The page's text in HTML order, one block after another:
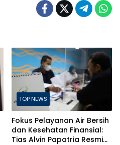
TOP NEWS
Fokus Pelayanan Air Bersih
dan Kesehatan Finansial:
Tias Alvin Papatria Resmi